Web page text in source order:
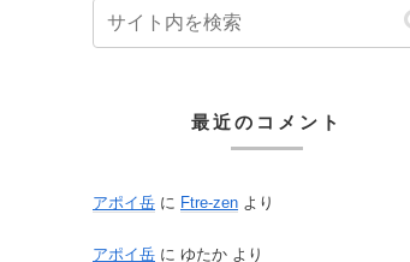
最近のコメント
アポイ岳 に Ftre-zen より
アポイ岳 に ゆたか より